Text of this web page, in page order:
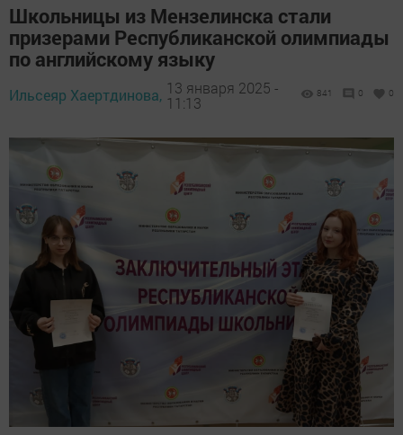
Школьницы из Мензелинска стали
призерами Республиканской олимпиады
по английскому языку
Ильсеяр Хаертдинова, 13 января 2025 -
11:13
841 0 0